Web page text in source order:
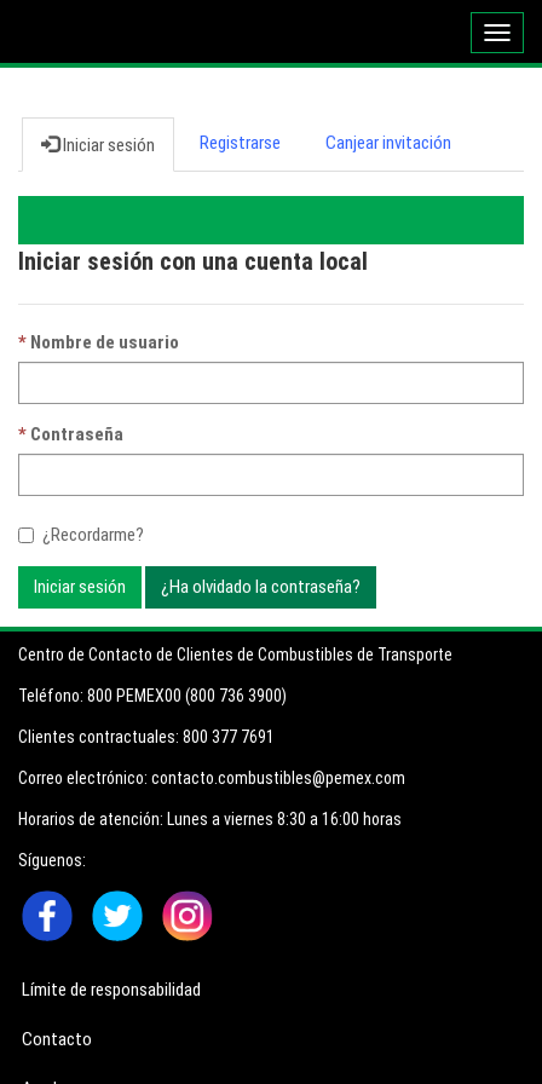
Iniciar sesión Registrarse Canjear invitación
Iniciar sesión con una cuenta local
Nombre de usuario
Contraseña
¿Recordarme?
Iniciar sesión ¿Ha olvidado la contraseña?
Centro de Contacto de Clientes de Combustibles de Transporte
Teléfono: 800 PEMEX00 (800 736 3900)
Clientes contractuales: 800 377 7691
Correo electrónico: contacto.combustibles@pemex.com
Horarios de atención: Lunes a viernes 8:30 a 16:00 horas
Síguenos:
Límite de responsabilidad
Contacto